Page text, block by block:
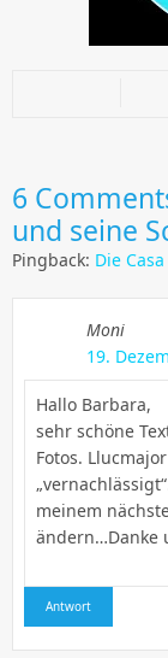
6
und seine
Pingback: Die
Moni
19.
Hallo Barbara,
sehr schöne
Fotos.
meinem
ändern…Danke
Antwort